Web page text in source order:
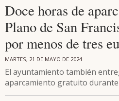
Doce horas de
Plano de San
por menos de tres
MARTES, 21 DE MAYO DE 2024
El ayuntamiento también
aparcamiento gratuito